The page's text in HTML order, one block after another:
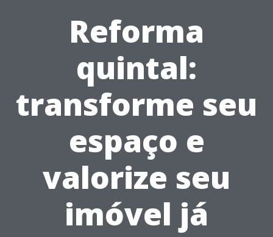
Reforma
quintal:
transforme seu
espaço e
valorize seu
imóvel já